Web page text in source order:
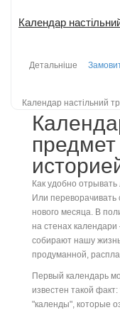
Календар
Детальніше
Календар настільний
картону 300 г/м2 з
з двостороннім д...
Додати до порівняння
Как удобно
Или переворачивать
нового месяца. В
на стенах
собирают нашу
продуманной,
Первый календарь
известен такой
"календы", которые